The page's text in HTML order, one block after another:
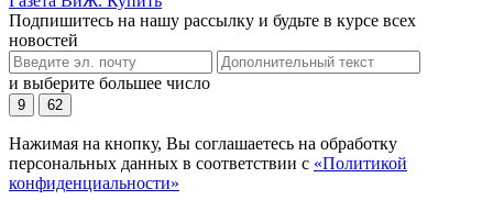
Подпишитесь на нашу рассылку и будьте в курсе всех
новостей
и выберите большее число
9 62
Нажимая на кнопку, Вы соглашаетесь на обработку
персональных данных в соответствии с «Политикой
конфиденциальности»